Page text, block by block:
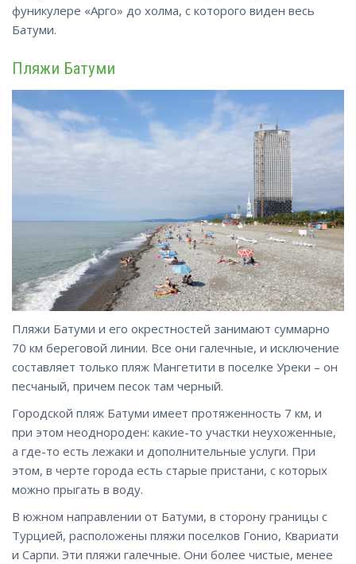
фуникулере «Арго» до холма, с которого виден весь
Батуми.
Пляжи Батуми
Пляжи Батуми и его окрестностей занимают суммарно
70 км береговой линии. Все они галечные, и исключение
составляет только пляж Мангетити в поселке Уреки – он
песчаный, причем песок там черный.
Городской пляж Батуми имеет протяженность 7 км, и
при этом неоднороден: какие-то участки неухоженные,
а где-то есть лежаки и дополнительные услуги. При
этом, в черте города есть старые пристани, с которых
можно прыгать в воду.
В южном направлении от Батуми, в сторону границы с
Турцией, расположены пляжи поселков Гонио, Квариати
и Сарпи. Эти пляжи галечные. Они более чистые, менее